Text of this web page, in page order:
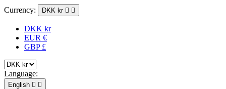
Currency: DKK kr  
DKK kr
EUR €
GBP £
Language:
English  